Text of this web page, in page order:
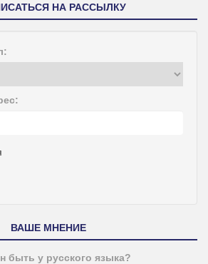
НА РАССЫЛКУ
ВАШЕ МНЕНИЕ
быть у русского языка?